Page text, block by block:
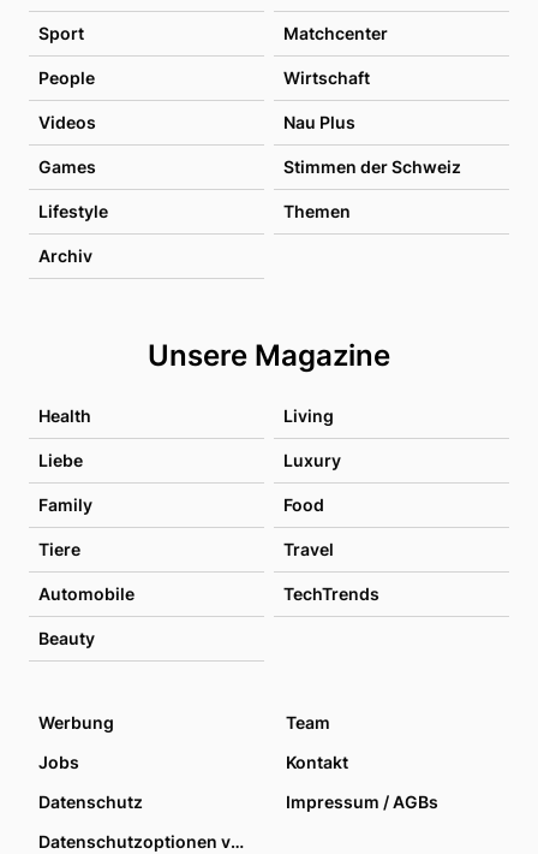
Sport Matchcenter
People Wirtschaft
Videos Nau Plus
Games Stimmen der Schweiz
Lifestyle Themen
Archiv
Unsere Magazine
Health Living
Liebe Luxury
Family Food
Tiere Travel
Automobile TechTrends
Beauty
Werbung
Team
Jobs
Kontakt
Datenschutz
Impressum / AGBs
Datenschutzoptionen verwalten